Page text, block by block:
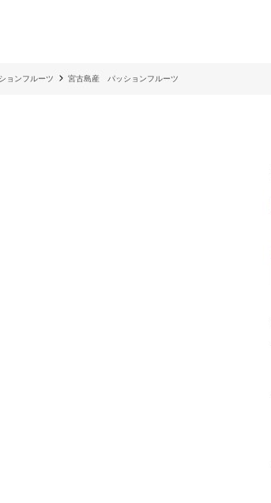
ョンフルーツ 宮古島産 パッションフルーツ